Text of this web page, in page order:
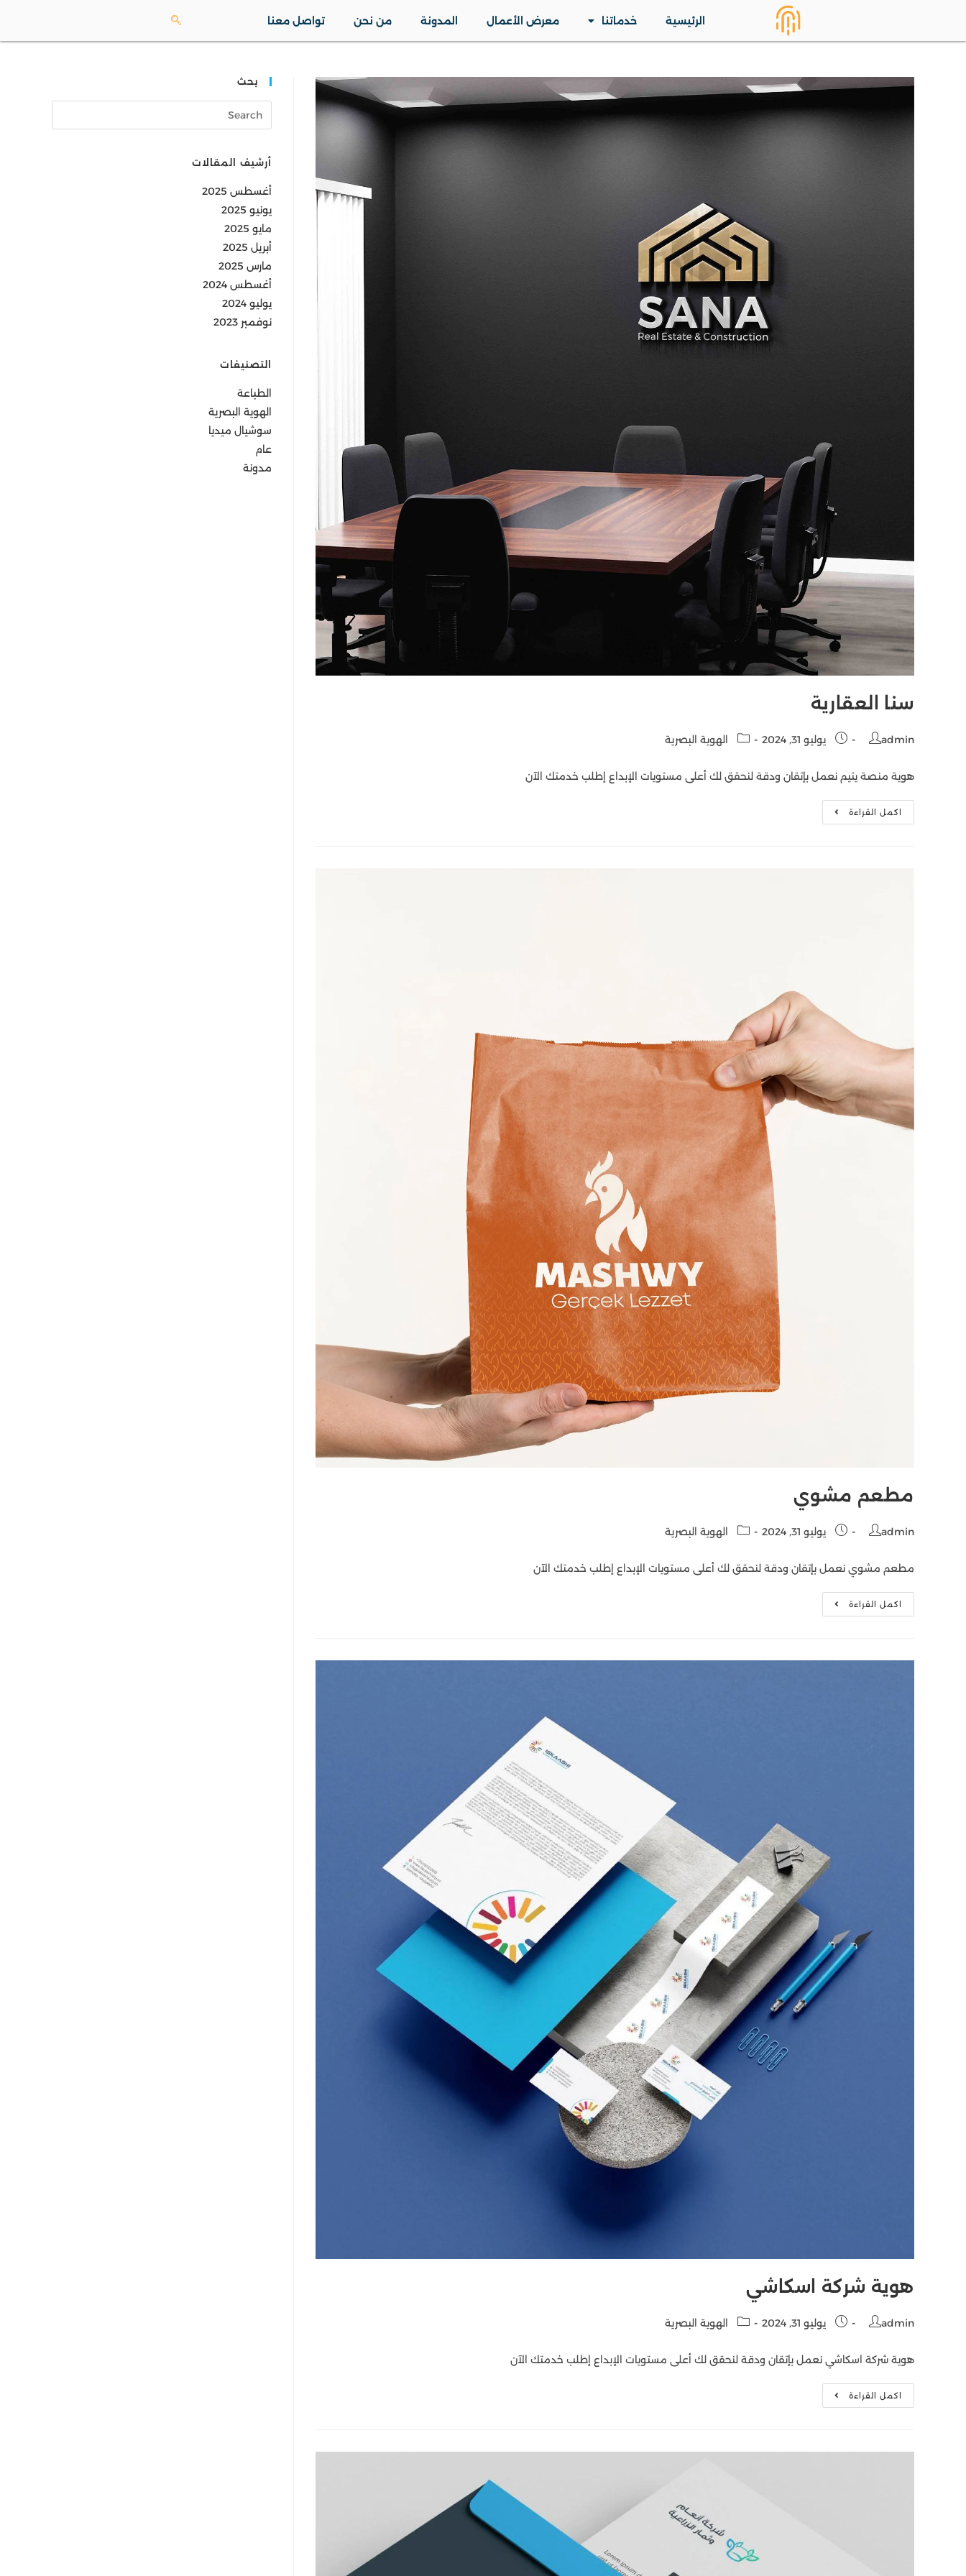
الرئيسية خدماتنا معرض الأعمال المدونة من نحن تواصل معنا
سنا العقارية
admin يوليو 31, 2024 الهوية البصرية
هوية منصة يتيم نعمل بإتقان ودقة لنحقق لك أعلى مستويات الإبداع إطلب خدمتك الآن
اكمل القراءة
مطعم مشوي
admin يوليو 31, 2024 الهوية البصرية
مطعم مشوي نعمل بإتقان ودقة لنحقق لك أعلى مستويات الإبداع إطلب خدمتك الآن
اكمل القراءة
هوية شركة اسكاشي
admin يوليو 31, 2024 الهوية البصرية
هوية شركة اسكاشي نعمل بإتقان ودقة لنحقق لك أعلى مستويات الإبداع إطلب خدمتك الآن
اكمل القراءة
بحث
أرشيف المقالات
أغسطس 2025
يونيو 2025
مايو 2025
أبريل 2025
مارس 2025
أغسطس 2024
يوليو 2024
نوفمبر 2023
التصنيفات
الطباعة
الهوية البصرية
سوشيال ميديا
عام
مدونة